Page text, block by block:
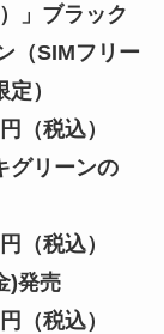
」ブラック
（SIMフリー
）
（税込）
グリーンの
（税込）
)発売
（税込）